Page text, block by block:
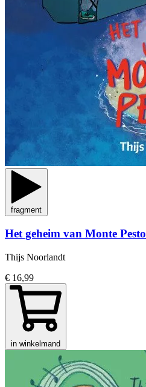
fragment
Het geheim van Monte Pesto
Thijs Noorlandt
€ 16,99
in winkelmand